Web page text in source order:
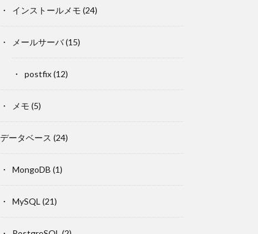
インストールメモ (24)
メールサーバ(15)
postfix(12)
メモ (5)
データベース (24)
MongoDB (1)
MySQL (21)